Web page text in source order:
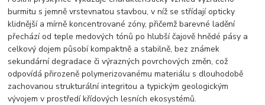
burmitu s jemně vrstevnatou stavbou, v níž se střídají opticky
klidnější a mírně koncentrované zóny, přičemž barevné ladění
přechází od teple medových tónů po hlubší čajově hnědé pásy a
celkový dojem působí kompaktně a stabilně, bez známek
sekundární degradace či výrazných povrchových změn, což
odpovídá přirozeně polymerizovanému materiálu s dlouhodobě
zachovanou strukturální integritou a typickým geologickým
vývojem v prostředí křídových lesních ekosystémů.